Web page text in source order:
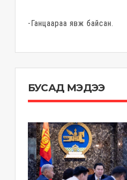
-Ганцаараа явж байсан.
БУСАД МЭДЭЭ